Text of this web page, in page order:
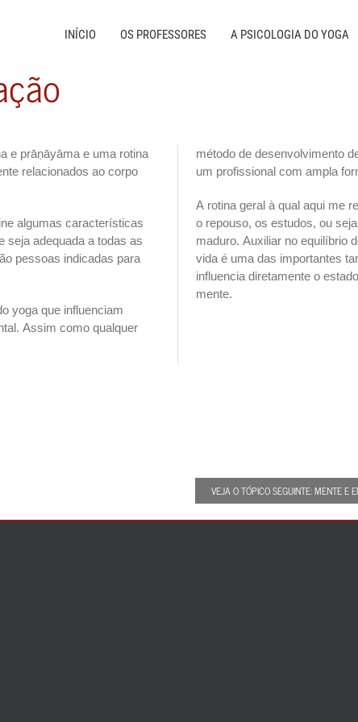
INÍCIO OS PROFESSORES A PSICOLOGIA DO YOGA
e prāṇāyāma e uma rotina
relacionados ao corpo
algumas características
seja adequada a todas as
pessoas indicadas para
yoga que influenciam
Assim como qualquer
método de desenvolvimento
um profissional com ampla
A rotina geral à qual aqui me
o repouso, os estudos, ou
maduro. Auxiliar no equilíbrio
vida é uma das importantes
influencia diretamente o
mente.
VEJA O TÓPICO SEGUINTE: MENTE E